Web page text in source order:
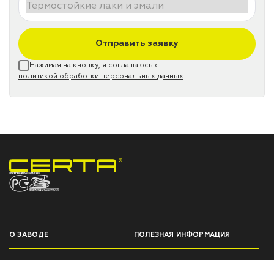
Отправить заявку
Нажимая на кнопку, я соглашаюсь с
политикой обработки персональных данных
НПП «СПЕКТР» ЗАВОД ЛАКОКРАСОЧНЫХ МАТЕРИАЛОВ
О ЗАВОДЕ ПОЛЕЗНАЯ ИНФОРМАЦИЯ